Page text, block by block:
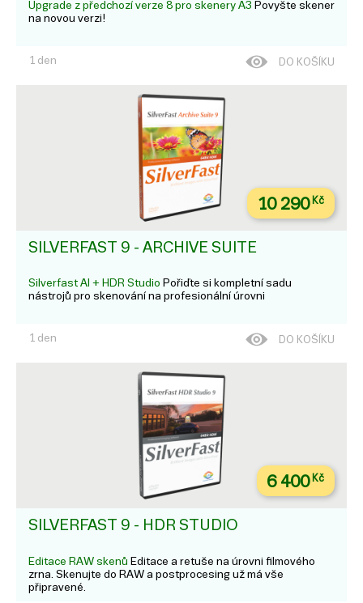
Upgrade z předchozí verze 8 pro skenery A3 Povyšte skener
na novou verzi!
1 den DO KOŠÍKU
10 290Kč
SILVERFAST 9 - ARCHIVE SUITE
Silverfast AI + HDR Studio Pořiďte si kompletní sadu
nástrojů pro skenování na profesionální úrovni
1 den DO KOŠÍKU
6 400Kč
SILVERFAST 9 - HDR STUDIO
Editace RAW skenů Editace a retuše na úrovni filmového
zrna. Skenujte do RAW a postprocesing už má vše
připravené.